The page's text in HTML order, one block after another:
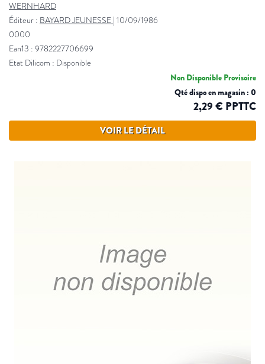
WERNHARD
Éditeur : BAYARD JEUNESSE 10/09/1986
0000
Ean13 : 9782227706699
Etat Dilicom : Disponible
Non Disponible Provisoire
Qté dispo en magasin : 0
2,29 € PPTTC
VOIR LE DÉTAIL